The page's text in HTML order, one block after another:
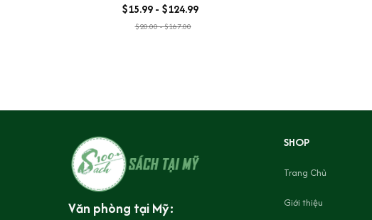
Hương Nội tại + Chính Trực + Can
Trường + Tự Tôn
$15.99 - $124.99
$20.00 - $167.00
Văn phòng tại Mỹ:
SHOP
Trang Chủ
Giới thiệu